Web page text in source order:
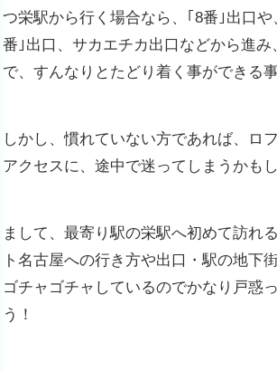
つ栄駅から行く場合なら、｢8番｣出口や
番｣出口、サカエチカ出口などから進み
で、 すんなりとたどり着く事ができる
しかし、慣れていない方であれば、ロ
アクセス に、途中で迷ってしまうかも
まして、最寄り駅の栄駅へ初めて訪れ
ト名古屋への行き方や出口・駅の地下
ゴチャゴチャしているのでかなり戸惑
う！